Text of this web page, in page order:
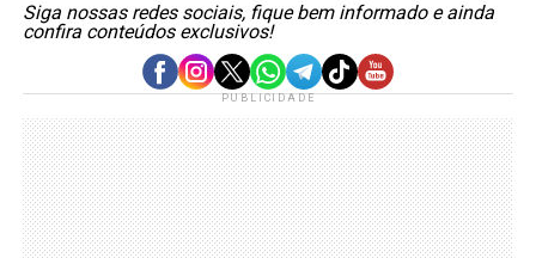
Siga nossas redes sociais, fique bem informado e ainda
confira conteúdos exclusivos!
PUBLICIDADE